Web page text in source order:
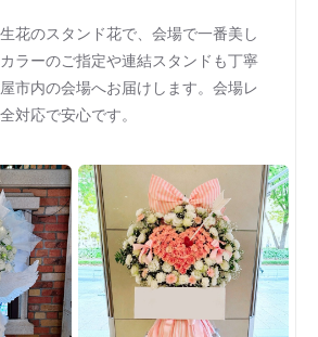
花のスタンド花で、会場で一番美し
ラーのご指定や連結スタンドも丁寧
市内の会場へお届けします。会場レ
対応で安心です。